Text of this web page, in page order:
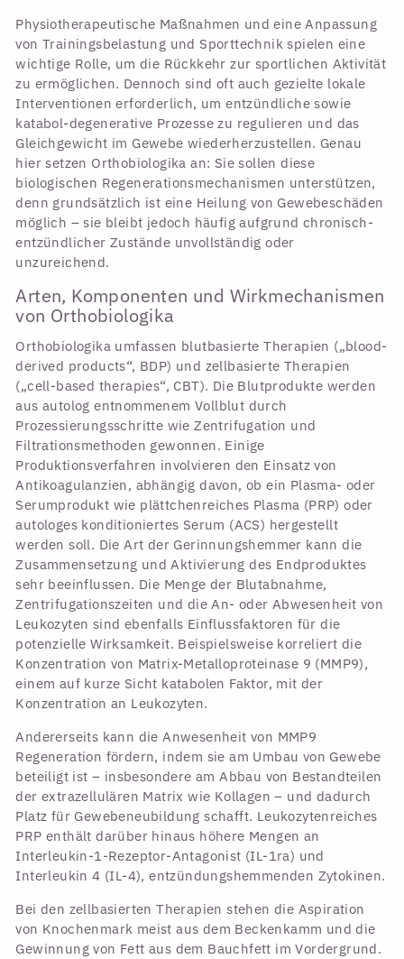
Physiotherapeutische Maßnahmen und eine Anpassung
von Trainingsbelastung und Sporttechnik spielen eine
wichtige Rolle, um die Rückkehr zur sportlichen Aktivität
zu ermöglichen. Dennoch sind oft auch gezielte lokale
Interventionen erforderlich, um entzündliche sowie
katabol-degenerative Prozesse zu regulieren und das
Gleichgewicht im Gewebe wiederherzustellen. Genau
hier setzen Orthobiologika an: Sie sollen diese
biologischen Regenerationsmechanismen unterstützen,
denn grundsätzlich ist eine Heilung von Gewebeschäden
möglich – sie bleibt jedoch häufig aufgrund chronisch-
entzündlicher Zustände unvollständig oder
unzureichend.
Arten, Komponenten und Wirkmechanismen
von Orthobiologika
Orthobiologika umfassen blutbasierte Therapien („blood-
derived products“, BDP) und zellbasierte Therapien
(„cell-based therapies“, CBT). Die Blutprodukte werden
aus autolog entnommenem Vollblut durch
Prozessierungsschritte wie Zentrifugation und
Filtrationsmethoden gewonnen. Einige
Produktionsverfahren involvieren den Einsatz von
Antikoagulanzien, abhängig davon, ob ein Plasma- oder
Serumprodukt wie plättchenreiches Plasma (PRP) oder
autologes konditioniertes Serum (ACS) hergestellt
werden soll. Die Art der Gerinnungshemmer kann die
Zusammensetzung und Aktivierung des Endproduktes
sehr beeinflussen. Die Menge der Blutabnahme,
Zentrifugationszeiten und die An- oder Abwesenheit von
Leukozyten sind ebenfalls Einflussfaktoren für die
potenzielle Wirksamkeit. Beispielsweise korreliert die
Konzentration von Matrix-Metalloproteinase 9 (MMP9),
einem auf kurze Sicht katabolen Faktor, mit der
Konzentration an Leukozyten.
Andererseits kann die Anwesenheit von MMP9
Regeneration fördern, indem sie am Umbau von Gewebe
beteiligt ist – insbesondere am Abbau von Bestandteilen
der extrazellulären Matrix wie Kollagen – und dadurch
Platz für Gewebeneubildung schafft. Leukozytenreiches
PRP enthält darüber hinaus höhere Mengen an
Interleukin-1-Rezeptor-Antagonist (IL-1ra) und
Interleukin 4 (IL-4), entzündungshemmenden Zytokinen.
Bei den zellbasierten Therapien stehen die Aspiration
von Knochenmark meist aus dem Beckenkamm und die
Gewinnung von Fett aus dem Bauchfett im Vordergrund.